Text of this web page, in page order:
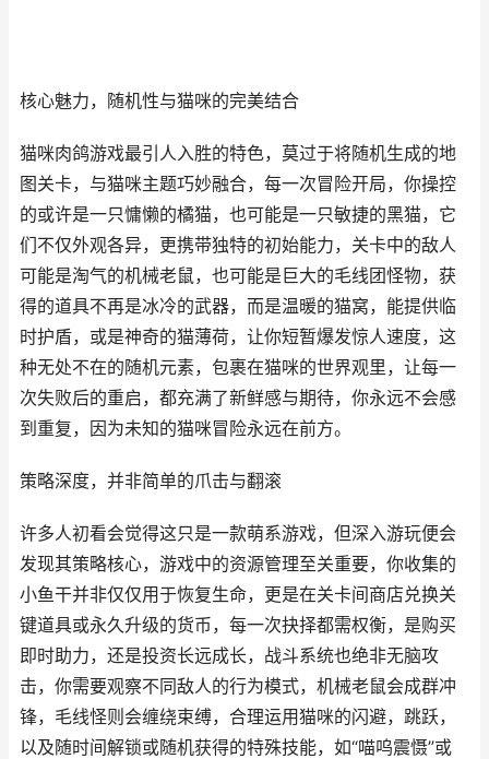
核心魅力，随机性与猫咪的完美结合
猫咪肉鸽游戏最引人入胜的特色，莫过于将随机生成的地
图关卡，与猫咪主题巧妙融合，每一次冒险开局，你操控
的或许是一只慵懒的橘猫，也可能是一只敏捷的黑猫，它
们不仅外观各异，更携带独特的初始能力，关卡中的敌人
可能是淘气的机械老鼠，也可能是巨大的毛线团怪物，获
得的道具不再是冰冷的武器，而是温暖的猫窝，能提供临
时护盾，或是神奇的猫薄荷，让你短暂爆发惊人速度，这
种无处不在的随机元素，包裹在猫咪的世界观里，让每一
次失败后的重启，都充满了新鲜感与期待，你永远不会感
到重复，因为未知的猫咪冒险永远在前方。
策略深度，并非简单的爪击与翻滚
许多人初看会觉得这只是一款萌系游戏，但深入游玩便会
发现其策略核心，游戏中的资源管理至关重要，你收集的
小鱼干并非仅仅用于恢复生命，更是在关卡间商店兑换关
键道具或永久升级的货币，每一次抉择都需权衡，是购买
即时助力，还是投资长远成长，战斗系统也绝非无脑攻
击，你需要观察不同敌人的行为模式，机械老鼠会成群冲
锋，毛线怪则会缠绕束缚，合理运用猫咪的闪避，跳跃，
以及随时间解锁或随机获得的特殊技能，如“喵呜震慑”或